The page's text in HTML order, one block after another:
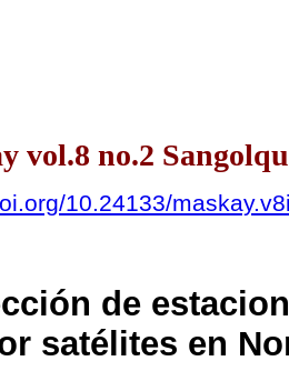
vol.8 no.2
10.24133/
de
satélites en